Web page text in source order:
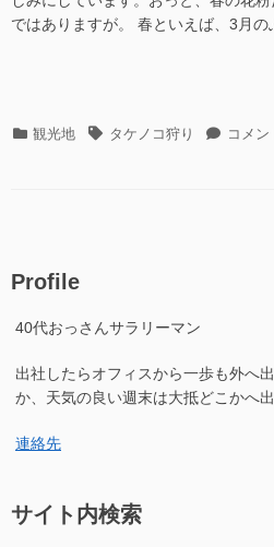
ではありますが。 春といえば、3月
カ 観光地
タ
タケノコ狩り
タ
た
に
コメン
Profile
40代おっさんサラリーマン
出社したらオフィスから一歩も外へ
か、天気の良い週末は大抵どこかへ出
連絡先
サイト内検索